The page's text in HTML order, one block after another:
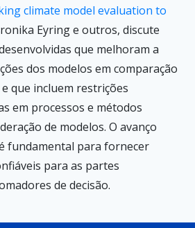
climate model evaluation to
Eyring e outros, discute
que melhoram a
dos modelos em comparação
que incluem restrições
em processos e métodos
de modelos. O avanço
fundamental para fornecer
para as partes
de decisão.